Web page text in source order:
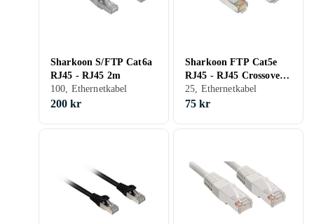
Sharkoon S/FTP Cat6a
RJ45 - RJ45 2m
100, Ethernetkabel
200 kr
Sharkoon FTP Cat5e
RJ45 - RJ45 Crossover
3m
25, Ethernetkabel
75 kr